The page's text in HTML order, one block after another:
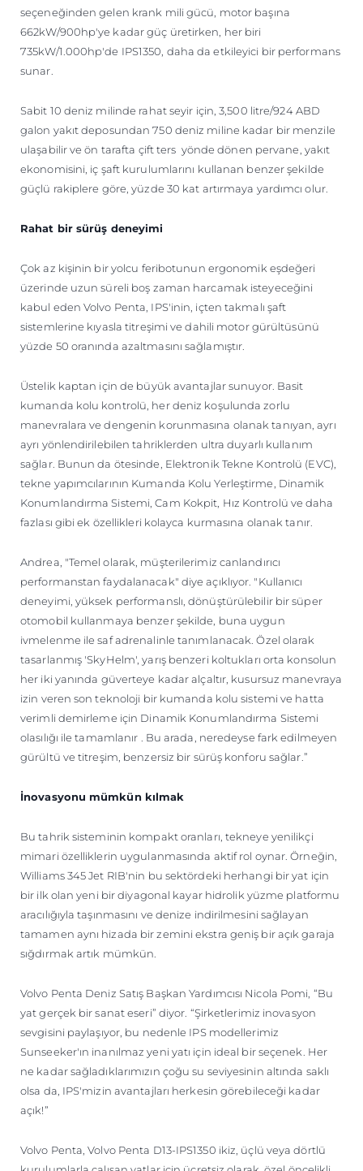
seçeneğinden gelen krank mili gücü, motor başına
662kW/900hp'ye kadar güç üretirken, her biri
735kW/1.000hp'de IPS1350, daha da etkileyici bir performans
sunar.
Sabit 10 deniz milinde rahat seyir için, 3,500 litre/924 ABD
galon yakıt deposundan 750 deniz miline kadar bir menzile
ulaşabilir ve ön tarafta çift ters yönde dönen pervane, yakıt
ekonomisini, iç şaft kurulumlarını kullanan benzer şekilde
güçlü rakiplere göre, yüzde 30 kat artırmaya yardımcı olur.
Rahat bir sürüş deneyimi
Çok az kişinin bir yolcu feribotunun ergonomik eşdeğeri
üzerinde uzun süreli boş zaman harcamak isteyeceğini
kabul eden Volvo Penta, IPS'inin, içten takmalı şaft
sistemlerine kıyasla titreşimi ve dahili motor gürültüsünü
yüzde 50 oranında azaltmasını sağlamıştır.
Üstelik kaptan için de büyük avantajlar sunuyor. Basit
kumanda kolu kontrolü, her deniz koşulunda zorlu
manevralara ve dengenin korunmasına olanak tanıyan, ayrı
ayrı yönlendirilebilen tahriklerden ultra duyarlı kullanım
sağlar. Bunun da ötesinde, Elektronik Tekne Kontrolü (EVC),
tekne yapımcılarının Kumanda Kolu Yerleştirme, Dinamik
Konumlandırma Sistemi, Cam Kokpit, Hız Kontrolü ve daha
fazlası gibi ek özellikleri kolayca kurmasına olanak tanır.
Andrea, "Temel olarak, müşterilerimiz canlandırıcı
performanstan faydalanacak" diye açıklıyor. "Kullanıcı
deneyimi, yüksek performanslı, dönüştürülebilir bir süper
otomobil kullanmaya benzer şekilde, buna uygun
ivmelenme ile saf adrenalinle tanımlanacak. Özel olarak
tasarlanmış 'SkyHelm', yarış benzeri koltukları orta konsolun
her iki yanında güverteye kadar alçaltır, kusursuz manevraya
izin veren son teknoloji bir kumanda kolu sistemi ve hatta
verimli demirleme için Dinamik Konumlandırma Sistemi
olasılığı ile tamamlanır . Bu arada, neredeyse fark edilmeyen
gürültü ve titreşim, benzersiz bir sürüş konforu sağlar.”
İnovasyonu mümkün kılmak
Bu tahrik sisteminin kompakt oranları, tekneye yenilikçi
mimari özelliklerin uygulanmasında aktif rol oynar. Örneğin,
Williams 345 Jet RIB'nin bu sektördeki herhangi bir yat için
bir ilk olan yeni bir diyagonal kayar hidrolik yüzme platformu
aracılığıyla taşınmasını ve denize indirilmesini sağlayan
tamamen aynı hizada bir zemini ekstra geniş bir açık garaja
sığdırmak artık mümkün.
Volvo Penta Deniz Satış Başkan Yardımcısı Nicola Pomi, “Bu
yat gerçek bir sanat eseri” diyor. “Şirketlerimiz inovasyon
sevgisini paylaşıyor, bu nedenle IPS modellerimiz
Sunseeker'ın inanılmaz yeni yatı için ideal bir seçenek. Her
ne kadar sağladıklarımızın çoğu su seviyesinin altında saklı
olsa da, IPS'mizin avantajları herkesin görebileceği kadar
açık!”
Volvo Penta, Volvo Penta D13-IPS1350 ikiz, üçlü veya dörtlü